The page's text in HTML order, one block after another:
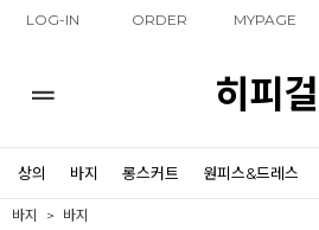
LOG-IN ORDER MYPAGE
히피걸
상의 바지 롱스커트 원피스&드레스
바지 바지